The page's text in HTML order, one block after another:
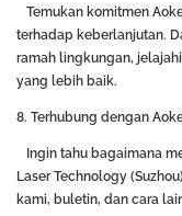
Temukan komitmen
terhadap keberlanjutan.
ramah lingkungan,
yang lebih baik.
8. Terhubung dengan
Ingin tahu bagaimana
Laser Technology
kami, buletin, dan cara